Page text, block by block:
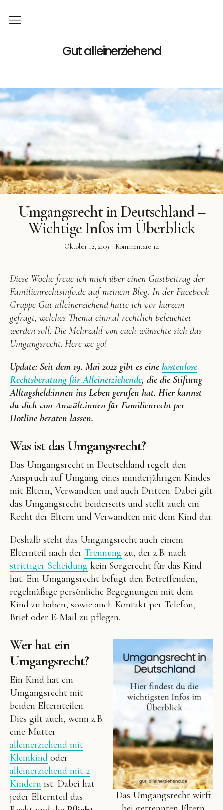
Gut alleinerziehend
Home
Gutes
Geld
Bücher
Buchreihe
FacebookInstagramPinterest
Umgangsrecht in Deutschland –
Wichtige Infos im Überblick
Oktober 12, 2019 Kommentare 14
Diese Woche freue ich mich über einen Gastbeitrag der
Familienrechtsinfo.de auf meinem Blog. In der Facebook
Gruppe Gut alleinerziehend hatte ich vor kurzem
gefragt, welches Thema einmal rechtlich beleuchtet
werden soll. Die Mehrzahl von euch wünschte sich das
Umgangsrecht. Here we go!
Update: Seit dem 19. Mai 2022 gibt es eine kostenlose
Rechtsberatung für Alleinerziehende, die die Stiftung
Alltagsheld:innen ins Leben gerufen hat. Hier kannst
du dich von Anwält:innen für Familienrecht per
Hotline beraten lassen.
Was ist das Umgangsrecht?
Das Umgangsrecht in Deutschland regelt den
Anspruch auf Umgang eines minderjährigen Kindes
mit Eltern, Verwandten und auch Dritten. Dabei gilt
das Umgangsrecht beiderseits und stellt auch ein
Recht der Eltern und Verwandten mit dem Kind dar.
Deshalb steht das Umgangsrecht auch einem
Elternteil nach der Trennung zu, der z.B. nach
strittiger Scheidung kein Sorgerecht für das Kind
hat. Ein Umgangsrecht befugt den Betreffenden,
regelmäßige persönliche Begegnungen mit dem
Kind zu haben, sowie auch Kontakt per Telefon,
Brief oder E-Mail zu pflegen.
Das Umgangsrecht wirft
Wer hat ein
Umgangsrecht?
Ein Kind hat ein
Umgangsrecht mit
beiden Elternteilen.
Dies gilt auch, wenn z.B.
eine Mutter
alleinerziehend mit
Kleinkind oder
alleinerziehend mit 2
Kindern ist. Dabei hat
jeder Elternteil das